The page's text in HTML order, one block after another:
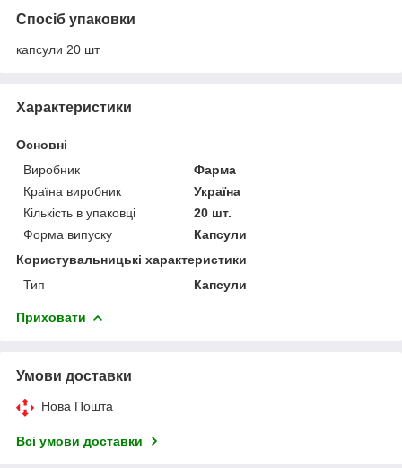
Спосіб упаковки
капсули 20 шт
Характеристики
Основні
Виробник
Фарма
Країна виробник
Україна
Кількість в упаковці
20 шт.
Форма випуску
Капсули
Користувальницькі характеристики
Тип
Капсули
Приховати
Умови доставки
Нова Пошта
Всі умови доставки